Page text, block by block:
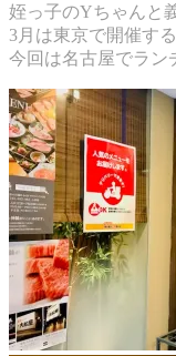
姪っ子のYちゃんと
3月は東京で開催す
今回は名古屋でラン